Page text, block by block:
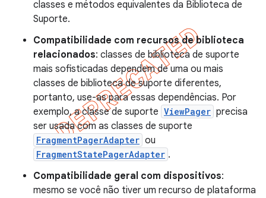
classes e métodos equivalentes da Biblioteca de
Suporte.
Compatibilidade com recursos de biblioteca
relacionados: classes de biblioteca de suporte
mais sofisticadas dependem de uma ou mais
classes de biblioteca de suporte diferentes,
portanto, use-as para essas dependências. Por
exemplo, a classe de suporte ViewPager precisa
ser usada com as classes de suporte
FragmentPagerAdapter ou
FragmentStatePagerAdapter .
Compatibilidade geral com dispositivos:
mesmo se você não tiver um recurso de plataforma